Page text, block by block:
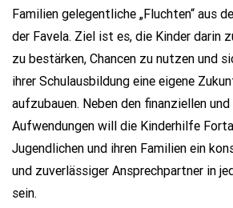
Familien gelegentliche „Fluchten“ aus
der Favela. Ziel ist es, die Kinder darin
zu bestärken, Chancen zu nutzen und
ihrer Schulausbildung eine eigene
aufzubauen. Neben den finanziellen
Aufwendungen will die Kinderhilfe
Jugendlichen und ihren Familien ein
und zuverlässiger Ansprechpartner in
sein.